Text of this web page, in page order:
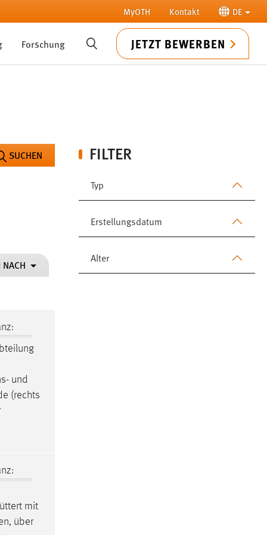
MyOTH Kontakt DE
Forschung SUCHE JETZT BEWERBEN
FILTER
Typ
Erstellungsdatum
Alter
SUCHEN
NACH
und
(rechts
mit
über